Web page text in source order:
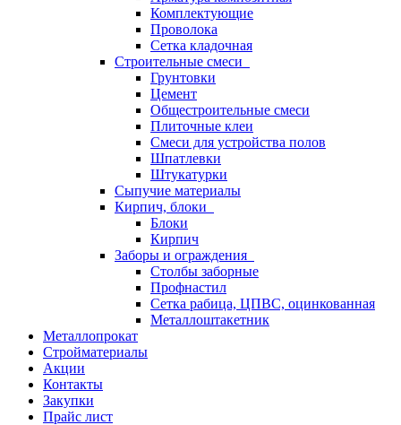
Комплектующие
Проволока
Сетка кладочная
Строительные смеси
Грунтовки
Цемент
Общестроительные смеси
Плиточные клеи
Смеси для устройства полов
Шпатлевки
Штукатурки
Сыпучие материалы
Кирпич, блоки
Блоки
Кирпич
Заборы и ограждения
Столбы заборные
Профнастил
Сетка рабица, ЦПВС, оцинкованная
Металлоштакетник
Металлопрокат
Стройматериалы
Акции
Контакты
Закупки
Прайс лист